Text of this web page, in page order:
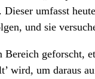
Dieser umfasst
und sie
geforscht,
wird, um daraus